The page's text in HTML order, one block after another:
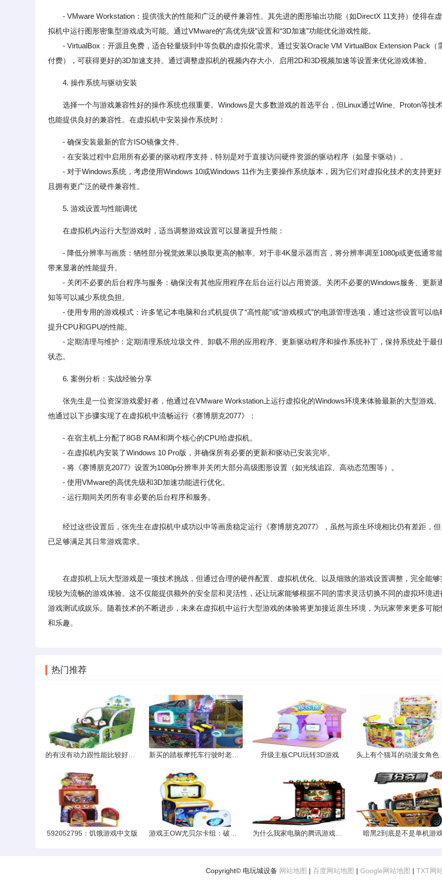
- VMware Workstation：提供强大的性能和广泛的硬件兼容性。其先进的图形输出功能（如DirectX 11支持）使得在虚
拟机中运行图形密集型游戏成为可能。通过VMware的“高优先级”设置和“3D加速”功能优化游戏性能。
- VirtualBox：开源且免费，适合轻量级到中等负载的虚拟化需求。通过安装Oracle VM VirtualBox Extension Pack（
付费），可获得更好的3D加速支持。通过调整虚拟机的视频内存大小、启用2D和3D视频加速等设置来优化游戏体验。
4. 操作系统与驱动安装
选择一个与游戏兼容性好的操作系统也很重要。Windows是大多数游戏的首选平台，但Linux通过Wine、Proton等技
也能提供良好的兼容性。在虚拟机中安装操作系统时：
- 确保安装最新的官方ISO镜像文件。
- 在安装过程中启用所有必要的驱动程序支持，特别是对于直接访问硬件资源的驱动程序（如显卡驱动）。
- 对于Windows系统，考虑使用Windows 10或Windows 11作为主要操作系统版本，因为它们对虚拟化技术的支持更好
且拥有更广泛的硬件兼容性。
5. 游戏设置与性能调优
在虚拟机内运行大型游戏时，适当调整游戏设置可以显著提升性能：
- 降低分辨率与画质：牺牲部分视觉效果以换取更高的帧率。对于非4K显示器而言，将分辨率调至1080p或更低通常
带来显著的性能提升。
- 关闭不必要的后台程序与服务：确保没有其他应用程序在后台运行以占用资源。关闭不必要的Windows服务、更新
知等可以减少系统负担。
- 使用专用的游戏模式：许多笔记本电脑和台式机提供了“高性能”或“游戏模式”的电源管理选项，通过这些设置可以临
提升CPU和GPU的性能。
- 定期清理与维护：定期清理系统垃圾文件、卸载不用的应用程序、更新驱动程序和操作系统补丁，保持系统处于最
状态。
6. 案例分析：实战经验分享
张先生是一位资深游戏爱好者，他通过在VMware Workstation上运行虚拟化的Windows环境来体验最新的大型游戏。
他通过以下步骤实现了在虚拟机中流畅运行《赛博朋克2077》：
- 在宿主机上分配了8GB RAM和两个核心的CPU给虚拟机。
- 在虚拟机内安装了Windows 10 Pro版，并确保所有必要的更新和驱动已安装完毕。
- 将《赛博朋克2077》设置为1080p分辨率并关闭大部分高级图形设置（如光线追踪、高动态范围等）。
- 使用VMware的高优先级和3D加速功能进行优化。
- 运行期间关闭所有非必要的后台程序和服务。
经过这些设置后，张先生在虚拟机中成功以中等画质稳定运行《赛博朋克2077》，虽然与原生环境相比仍有差距，但
已足够满足其日常游戏需求。
在虚拟机上玩大型游戏是一项技术挑战，但通过合理的硬件配置、虚拟机优化、以及细致的游戏设置调整，完全能够
现较为流畅的游戏体验。这不仅能提供额外的安全层和灵活性，还让玩家能够根据不同的需求灵活切换不同的虚拟环境进
游戏测试或娱乐。随着技术的不断进步，未来在虚拟机中运行大型游戏的体验将更加接近原生环境，为玩家带来更多可能
和乐趣。
热门推荐
升级主板CPU玩转3D游戏
592052795：饥饿游戏中文版 暗黑2到底是不是单机游
Copyright© 电玩城设备 网站地图 | 百度网站地图 | Google网站地图 | TXT网